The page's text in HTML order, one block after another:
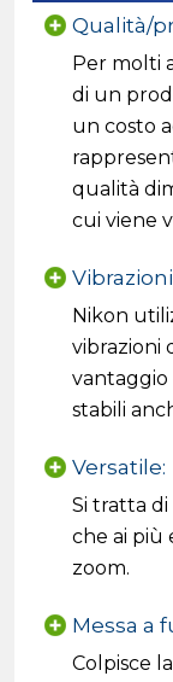
Qualità/
Per molti
di un
un costo
qualità
cui viene
Nikon
vibrazioni
vantaggio
stabili
Versatile:
Si tratta
che ai più
zoom.
Messa a
Colpisce